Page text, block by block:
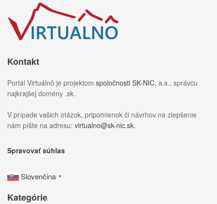
Kontakt
Portál Virtuálnô je projektom spoločnosti SK-NIC, a.s., správcu
najkrajšej domény .sk.
V prípade vašich otázok, pripomienok či návrhov na zlepšenie
nám píšte na adresu: virtualno@sk-nic.sk.
Spravovať súhlas
Slovenčina ▼
Kategórie